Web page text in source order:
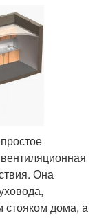
Она
стояком дома, а